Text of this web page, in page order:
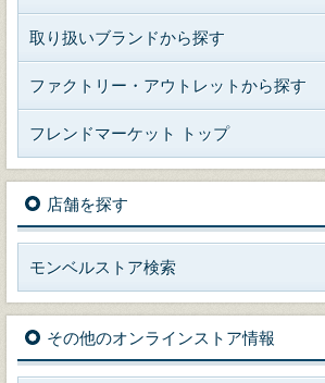
取り扱いブランドから探す
ファクトリー・アウトレットから探す
フレンドマーケット トップ
店舗を探す
モンベルストア検索
その他のオンラインストア情報